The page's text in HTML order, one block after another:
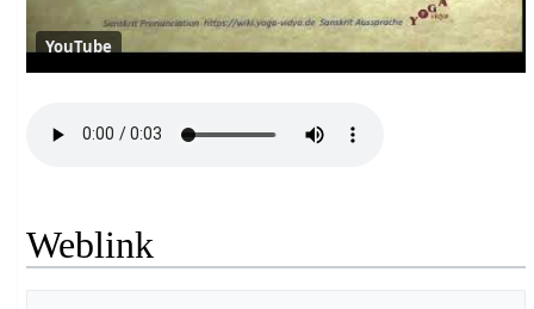
YouTube
Weblink